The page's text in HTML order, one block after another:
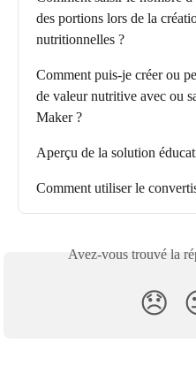
des portions lors de la
nutritionnelles ?
Comment puis-je créer ou
de valeur nutritive avec ou
Maker ?
Aperçu de la solution
Comment utiliser le
Avez-vous trouvé la
😞